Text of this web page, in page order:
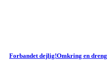
Omkring en dreng
Forbandet dejlig!